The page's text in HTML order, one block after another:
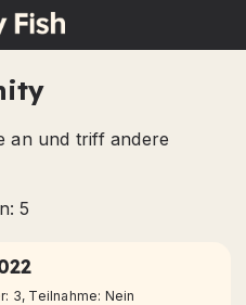
an und triff andere
5
3, Teilnahme: Nein